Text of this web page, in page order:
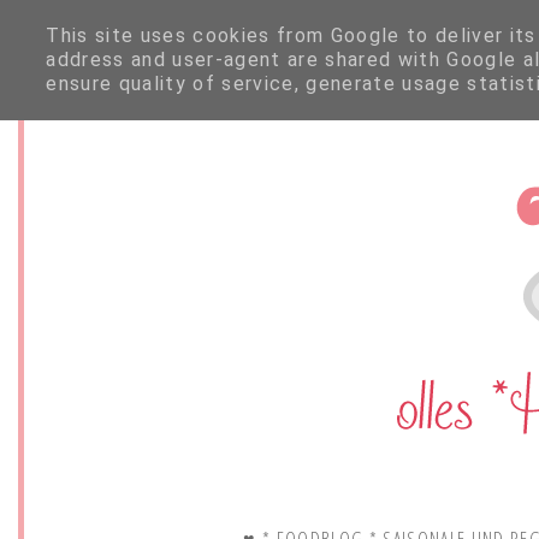
This site uses cookies from Google to deliver
address and user-agent are shared with
ensure quality of service, generate usage